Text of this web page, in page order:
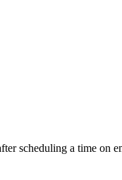
scheduling a time on